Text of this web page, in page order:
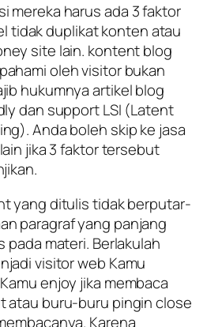
mereka harus ada 3 faktor
tidak duplikat konten atau
site lain. kontent blog
oleh visitor bukan
hukumnya artikel blog
dan support LSI (Latent
Anda boleh skip ke jasa
jika 3 faktor tersebut
yang ditulis tidak berputar-
paragraf yang panjang
pada materi. Berlakulah
visitor web Kamu
enjoy jika membaca
atau buru-buru pingin close
Karena